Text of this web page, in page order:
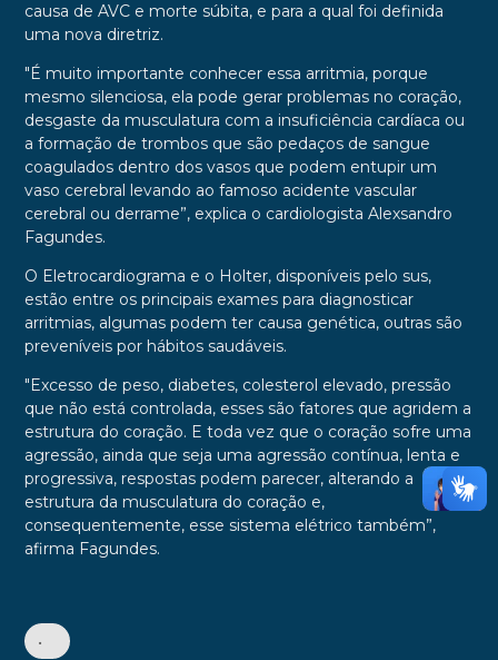
causa de AVC e morte súbita, e para a qual foi definida
uma nova diretriz.
"É muito importante conhecer essa arritmia, porque
mesmo silenciosa, ela pode gerar problemas no coração,
desgaste da musculatura com a insuficiência cardíaca ou
a formação de trombos que são pedaços de sangue
coagulados dentro dos vasos que podem entupir um
vaso cerebral levando ao famoso acidente vascular
cerebral ou derrame”, explica o cardiologista Alexsandro
Fagundes.
O Eletrocardiograma e o Holter, disponíveis pelo sus,
estão entre os principais exames para diagnosticar
arritmias, algumas podem ter causa genética, outras são
preveníveis por hábitos saudáveis.
"Excesso de peso, diabetes, colesterol elevado, pressão
que não está controlada, esses são fatores que agridem a
estrutura do coração. E toda vez que o coração sofre uma
agressão, ainda que seja uma agressão contínua, lenta e
progressiva, respostas podem parecer, alterando a
estrutura da musculatura do coração e,
consequentemente, esse sistema elétrico também”,
afirma Fagundes.
•